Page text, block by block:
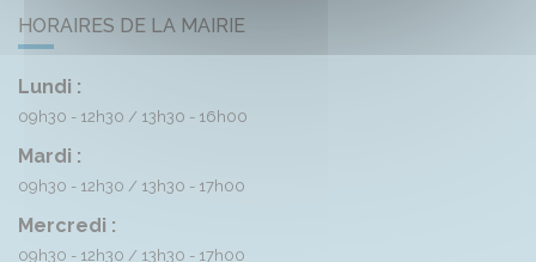
HORAIRES DE LA MAIRIE
Lundi :
09h30 - 12h30 13h30 - 16h00
Mardi :
09h30 - 12h30 13h30 - 17h00
Mercredi :
09h30 - 12h30 13h30 - 17h00